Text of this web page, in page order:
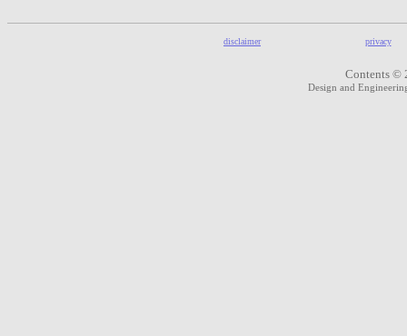
disclaimer privacy
Contents ©
Design and